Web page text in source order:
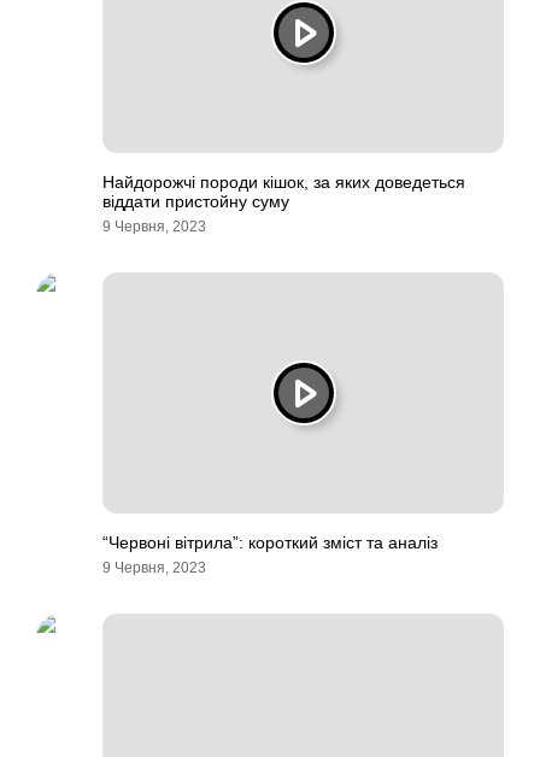
Найдорожчі породи кішок, за яких доведеться
віддати пристойну суму
9 Червня, 2023
“Червоні вітрила”: короткий зміст та аналіз
9 Червня, 2023